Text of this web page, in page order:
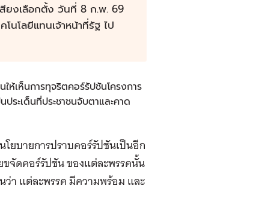
ยงเลือกตั้ง วันที่ 8 ก.พ. 69
นโลยีแทนเจ้าหน้าที่รัฐ ไป
เห็นการทุจริตคอร์รัปชันโครงการ
ระเด็นที่ประชาชนจับตาและคาด
โยบายการปราบคอร์รัปชันเป็นอีก
ขจัดคอร์รัปชัน ของแต่ละพรรคนั้น
า แต่ละพรรค มีความพร้อม และ